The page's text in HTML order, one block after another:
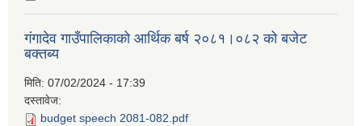
गंगादेव गाउँपालिकाको आर्थिक बर्ष २०८१।०८२ को बजेट
बक्तब्य
मिति: 07/02/2024 - 17:39
दस्तावेज:
budget speech 2081-082.pdf